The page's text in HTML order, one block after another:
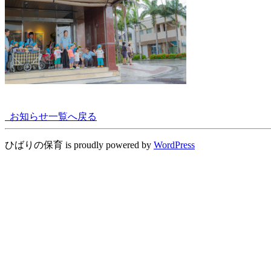
お知らせ一覧へ戻る
ひばりの保育 is proudly powered by WordPress